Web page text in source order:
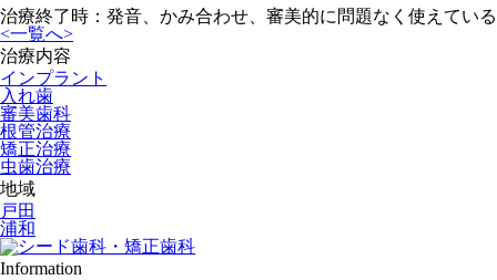
治療終了時：発音、かみ合わせ、審美的に問題なく使えてい
<一覧へ>
治療内容
インプラント
入れ歯
審美歯科
根管治療
矯正治療
虫歯治療
地域
戸田
浦和
Information